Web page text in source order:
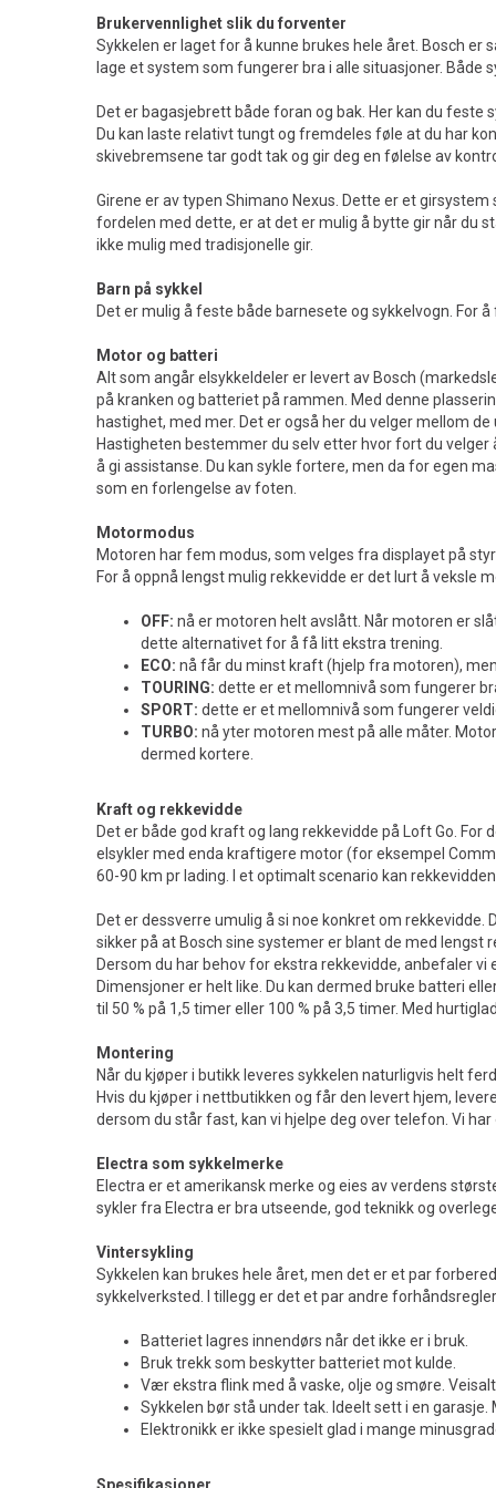
Brukervennlighet slik du forventer
Sykkelen er laget for å kunne brukes hele året. Bosch
lage et system som fungerer bra i alle situasjoner. Både
Det er bagasjebrett både foran og bak. Her kan du
Du kan laste relativt tungt og fremdeles føle at du har
skivebremsene tar godt tak og gir deg en følelse av
Girene er av typen Shimano Nexus. Dette er et
fordelen med dette, er at det er mulig å bytte gir når du
ikke mulig med tradisjonelle gir.
Barn på sykkel
Det er mulig å feste både barnesete og sykkelvogn. For
Motor og batteri
Alt som angår elsykkeldeler er levert av Bosch
på kranken og batteriet på rammen. Med denne
hastighet, med mer. Det er også her du velger mellom de
Hastigheten bestemmer du selv etter hvor fort du
å gi assistanse. Du kan sykle fortere, men da for egen
som en forlengelse av foten.
Motormodus
Motoren har fem modus, som velges fra displayet på
For å oppnå lengst mulig rekkevidde er det lurt å veksle
OFF: nå er motoren helt avslått. Når motoren er
dette alternativet for å få litt ekstra trening.
ECO: nå får du minst kraft (hjelp fra motoren),
TOURING: dette er et mellomnivå som fungerer
SPORT: dette er et mellomnivå som fungerer
TURBO: nå yter motoren mest på alle måter.
dermed kortere.
Kraft og rekkevidde
Det er både god kraft og lang rekkevidde på Loft Go.
elsykler med enda kraftigere motor (for eksempel
60-90 km pr lading. I et optimalt scenario kan
Det er dessverre umulig å si noe konkret om
sikker på at Bosch sine systemer er blant de med lengst
Dersom du har behov for ekstra rekkevidde, anbefaler
Dimensjoner er helt like. Du kan dermed bruke batteri
til 50 % på 1,5 timer eller 100 % på 3,5 timer. Med
Montering
Når du kjøper i butikk leveres sykkelen naturligvis helt
Hvis du kjøper i nettbutikken og får den levert hjem,
dersom du står fast, kan vi hjelpe deg over telefon. Vi
Electra som sykkelmerke
Electra er et amerikansk merke og eies av verdens
sykler fra Electra er bra utseende, god teknikk og
Vintersykling
Sykkelen kan brukes hele året, men det er et par
sykkelverksted. I tillegg er det et par andre
Batteriet lagres innendørs når det ikke er i bruk.
Bruk trekk som beskytter batteriet mot kulde.
Vær ekstra flink med å vaske, olje og smøre.
Sykkelen bør stå under tak. Ideelt sett i en
Elektronikk er ikke spesielt glad i mange